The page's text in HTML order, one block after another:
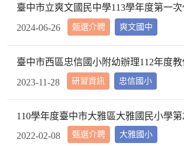
甄選介聘 爽文國中
2024-06-26
研習資訊 忠信國小
2023-11-28
甄選介聘 大雅國小
2022-02-08